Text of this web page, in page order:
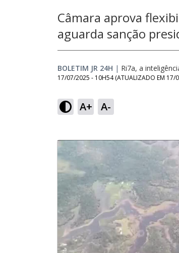
Câmara aprova
aguarda sanção
BOLETIM JR 24H | Ri7a, a
17/07/2025 - 10H54 (ATUALIZADO EM 17/
A+ A-